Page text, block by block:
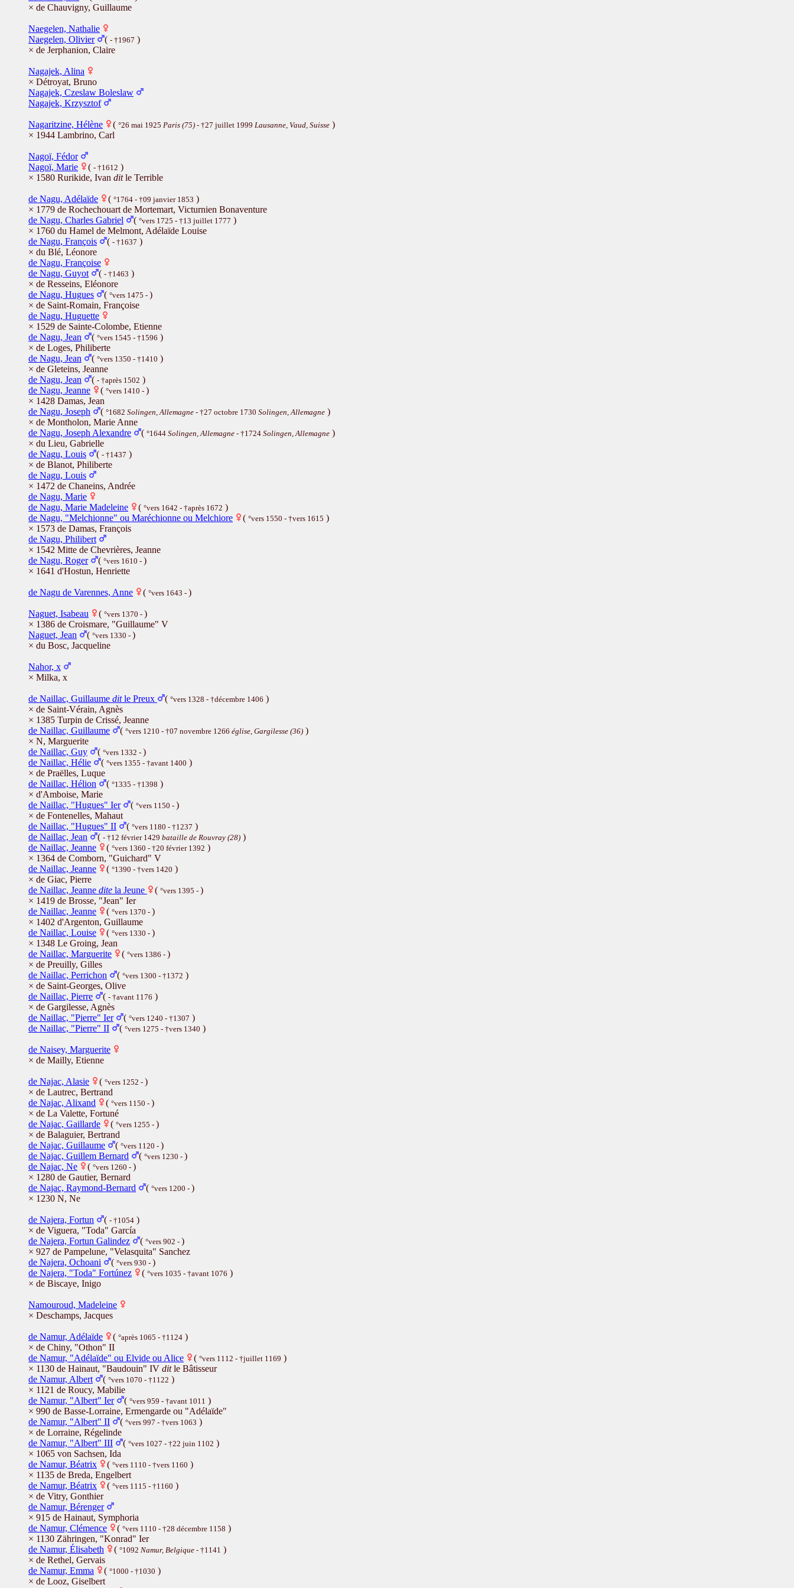
× de Chauvigny, Guillaume
Naegelen, Nathalie
Naegelen, Olivier
( - †1967 )
× de Jerphanion, Claire
Nagajek, Alina
× Détroyat, Bruno
Nagajek, Czeslaw Boleslaw
Nagajek, Krzysztof
Nagaritzine, Hélène ( °26 mai 1925 Paris (75) - †27 juillet 1999 Lausanne, Vaud, Suisse )
× 1944 Lambrino, Carl
Nagoï, Fédor
Nagoï, Marie
( - †1612 )
× 1580 Rurikide, Ivan ditle Terrible
de Nagu, Adélaïde ( °1764 - †09 janvier 1853 )
× 1779 de Rochechouart de Mortemart, Victurnien Bonaventure
de Nagu, Charles Gabriel
( °vers 1725 - †13 juillet 1777 )
× 1760 du Hamel de Melmont, Adélaïde Louise
de Nagu, François
( - †1637 )
× du Blé, Léonore
de Nagu, Françoise
de Nagu, Guyot
( - †1463 )
× de Resseins, Eléonore
de Nagu, Hugues
( °vers 1475 - )
× de Saint-Romain, Françoise
de Nagu, Huguette
× 1529 de Sainte-Colombe, Etienne
de Nagu, Jean
( °vers 1545 - †1596 )
× de Loges, Philiberte
de Nagu, Jean
( °vers 1350 - †1410 )
× de Gleteins, Jeanne
de Nagu, Jean
( - †après 1502 )
de Nagu, Jeanne
( °vers 1410 - )
× 1428 Damas, Jean
de Nagu, Joseph
( °1682 Solingen, Allemagne - †27 octobre 1730 Solingen, Allemagne )
× de Montholon, Marie Anne
de Nagu, Joseph Alexandre
( °1644 Solingen, Allemagne - †1724 Solingen, Allemagne )
× du Lieu, Gabrielle
de Nagu, Louis
( - †1437 )
× de Blanot, Philiberte
de Nagu, Louis
× 1472 de Chaneins, Andrée
de Nagu, Marie
de Nagu, Marie Madeleine
( °vers 1642 - †après 1672 )
de Nagu, "Melchionne" ou Maréchionne ou Melchiore
( °vers 1550 - †vers 1615 )
× 1573 de Damas, François
de Nagu, Philibert
× 1542 Mitte de Chevrières, Jeanne
de Nagu, Roger
( °vers 1610 - )
× 1641 d'Hostun, Henriette
de Nagu de Varennes, Anne ( °vers 1643 - )
Naguet, Isabeau ( °vers 1370 - )
× 1386 de Croismare, "Guillaume" V
Naguet, Jean
( °vers 1330 - )
× du Bosc, Jacqueline
Nahor, x
× Milka, x
de Naillac, Guillaume ditle Preux ( °vers 1328 - †décembre 1406 )
× de Saint-Vérain, Agnès
× 1385 Turpin de Crissé, Jeanne
de Naillac, Guillaume
( °vers 1210 - †07 novembre 1266 église, Gargilesse (36) )
× N, Marguerite
de Naillac, Guy
( °vers 1332 - )
de Naillac, Hélie
( °vers 1355 - †avant 1400 )
× de Praëlles, Luque
de Naillac, Hélion
( °1335 - †1398 )
× d'Amboise, Marie
de Naillac, "Hugues" Ier
( °vers 1150 - )
× de Fontenelles, Mahaut
de Naillac, "Hugues" II
( °vers 1180 - †1237 )
de Naillac, Jean
( - †12 février 1429 bataille de Rouvray (28) )
de Naillac, Jeanne
( °vers 1360 - †20 février 1392 )
× 1364 de Comborn, "Guichard" V
de Naillac, Jeanne
( °1390 - †vers 1420 )
× de Giac, Pierre
de Naillac, Jeanne dite la Jeune ( °vers 1395 - )
× 1419 de Brosse, "Jean" Ier
de Naillac, Jeanne
( °vers 1370 - )
× 1402 d'Argenton, Guillaume
de Naillac, Louise
( °vers 1330 - )
× 1348 Le Groing, Jean
de Naillac, Marguerite
( °vers 1386 - )
× de Preuilly, Gilles
de Naillac, Perrichon
( °vers 1300 - †1372 )
× de Saint-Georges, Olive
de Naillac, Pierre
( - †avant 1176 )
× de Gargilesse, Agnès
de Naillac, "Pierre" Ier
( °vers 1240 - †1307 )
de Naillac, "Pierre" II
( °vers 1275 - †vers 1340 )
de Naisey, Marguerite
× de Mailly, Etienne
de Najac, Alasie ( °vers 1252 - )
× de Lautrec, Bertrand
de Najac, Alixand
( °vers 1150 - )
× de La Valette, Fortuné
de Najac, Gaillarde
( °vers 1255 - )
× de Balaguier, Bertrand
de Najac, Guillaume
( °vers 1120 - )
de Najac, Guillem Bernard
( °vers 1230 - )
de Najac, Ne
( °vers 1260 - )
× 1280 de Gautier, Bernard
de Najac, Raymond-Bernard
( °vers 1200 - )
× 1230 N, Ne
de Najera, Fortun ( - †1054 )
× de Viguera, "Toda" García
de Najera, Fortun Galindez
( °vers 902 - )
× 927 de Pampelune, "Velasquita" Sanchez
de Najera, Ochoani
( °vers 930 - )
de Najera, "Toda" Fortúnez
( °vers 1035 - †avant 1076 )
× de Biscaye, Inigo
Namouroud, Madeleine
× Deschamps, Jacques
de Namur, Adélaïde ( °après 1065 - †1124 )
× de Chiny, "Othon" II
de Namur, "Adélaïde" ou Elvide ou Alice
( °vers 1112 - †juillet 1169 )
× 1130 de Hainaut, "Baudouin" IV ditle Bâtisseur
de Namur, Albert
( °vers 1070 - †1122 )
× 1121 de Roucy, Mabilie
de Namur, "Albert" Ier
( °vers 959 - †avant 1011 )
× 990 de Basse-Lorraine, Ermengarde ou "Adélaïde"
de Namur, "Albert" II
( °vers 997 - †vers 1063 )
× de Lorraine, Régelinde
de Namur, "Albert" III
( °vers 1027 - †22 juin 1102 )
× 1065 von Sachsen, Ida
de Namur, Béatrix
( °vers 1110 - †vers 1160 )
× 1135 de Breda, Engelbert
de Namur, Béatrix
( °vers 1115 - †1160 )
× de Vitry, Gonthier
de Namur, Bérenger
× 915 de Hainaut, Symphoria
de Namur, Clémence
( °vers 1110 - †28 décembre 1158 )
× 1130 Zähringen, "Konrad" Ier
de Namur, Élisabeth
( °1092 Namur, Belgique - †1141 )
× de Rethel, Gervais
de Namur, Emma
( °1000 - †1030 )
× de Looz, Giselbert